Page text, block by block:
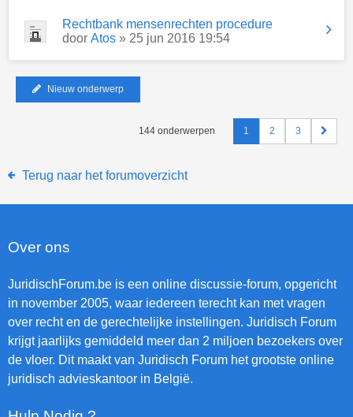
Rechtbank mensenrechten procedure
door Atos » 25 jun 2016 19:54
Nieuw onderwerp
144 onderwerpen 1 2 3
Terug naar het forumoverzicht
Over ons
JuridischForum.be is een online discussie-forum, opgericht
in november 2005, waar iedereen terecht kan met vragen
over recht en de gerechtelijke instellingen. Juridisch Forum
krijgt jaarlijks gemiddeld meer dan 2 miljoen bezoekers over
de vloer. Dit maakt van Juridisch Forum het grootste online
juridisch advieskantoor in België.